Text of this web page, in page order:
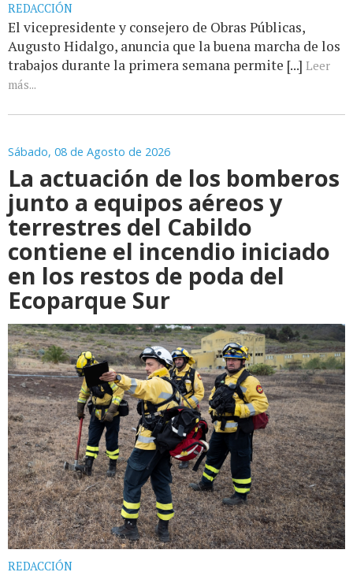
REDACCIÓN
El vicepresidente y consejero de Obras Públicas,
Augusto Hidalgo, anuncia que la buena marcha de los
trabajos durante la primera semana permite [...] Leer
más...
Sábado, 08 de Agosto de 2026
La actuación de los bomberos
junto a equipos aéreos y
terrestres del Cabildo
contiene el incendio iniciado
en los restos de poda del
Ecoparque Sur
REDACCIÓN